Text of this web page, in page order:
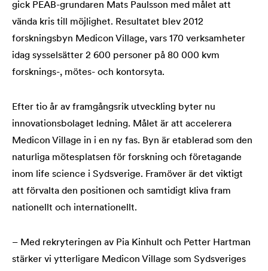
gick PEAB-grundaren Mats Paulsson med målet att
vända kris till möjlighet. Resultatet blev 2012
forskningsbyn Medicon Village, vars 170 verksamheter
idag sysselsätter 2 600 personer på 80 000 kvm
forsknings-, mötes- och kontorsyta.
Efter tio år av framgångsrik utveckling byter nu
innovationsbolaget ledning. Målet är att accelerera
Medicon Village in i en ny fas. Byn är etablerad som den
naturliga mötesplatsen för forskning och företagande
inom life science i Sydsverige. Framöver är det viktigt
att förvalta den positionen och samtidigt kliva fram
nationellt och internationellt.
– Med rekryteringen av Pia Kinhult och Petter Hartman
stärker vi ytterligare Medicon Village som Sydsveriges